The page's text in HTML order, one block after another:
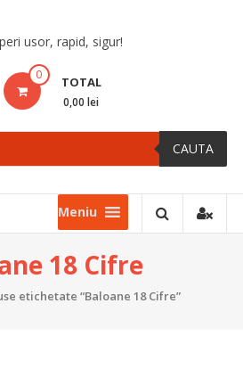
usor, rapid, sigur!
0 TOTAL
0,00 lei
CAUTA
Meniu
18 Cifre
etichetate “Baloane 18 Cifre”